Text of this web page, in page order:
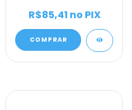
R$85,41 no PIX
COMPRAR